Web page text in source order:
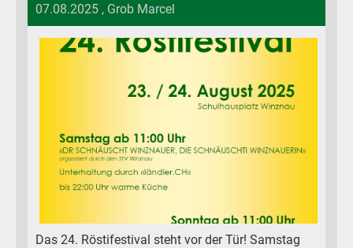
07.08.2025 , Grob Marcel
Das 24. Röstifestival steht vor der Tür! Samstag